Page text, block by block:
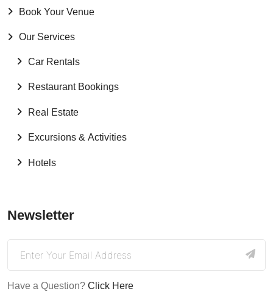
Book Your Venue
Our Services
Car Rentals
Restaurant Bookings
Real Estate
Excursions & Activities
Hotels
Newsletter
Have a Question? Click Here